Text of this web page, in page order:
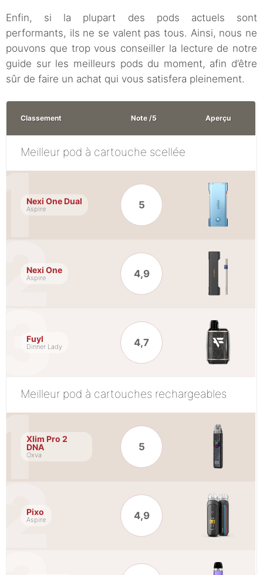
Enfin, si la plupart des pods actuels sont
performants, ils ne se valent pas tous. Ainsi, nous ne
pouvons que trop vous conseiller la lecture de notre
guide sur les meilleurs pods du moment, afin d’être
sûr de faire un achat qui vous satisfera pleinement.
Classement Note /5 Aperçu
Meilleur pod à cartouche scellée
Nexi One Dual
Aspire 5
Nexi One
Aspire 4,9
Fuyl
Dinner Lady 4,7
Meilleur pod à cartouches rechargeables
Xlim Pro 2
DNA
Oxva
5
Pixo
Aspire 4,9